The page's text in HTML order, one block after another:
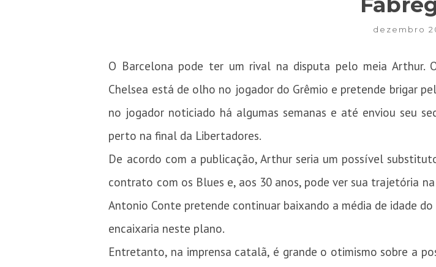
dezembro
O Barcelona pode ter um rival na disputa pelo meia Arthur.
Chelsea está de olho no jogador do Grêmio e pretende brigar
no jogador noticiado há algumas semanas e até enviou seu
perto na final da Libertadores.
De acordo com a publicação, Arthur seria um possível
contrato com os Blues e, aos 30 anos, pode ver sua trajetória
Antonio Conte pretende continuar baixando a média de idade
encaixaria neste plano.
Entretanto, na imprensa catalã, é grande o otimismo sobre a